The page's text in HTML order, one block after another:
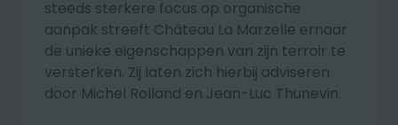
steeds sterkere focus op organische
aanpak streeft Château La Marzelle ernaar
de unieke eigenschappen van zijn terroir te
versterken. Zij laten zich hierbij adviseren
door Michel Rolland en Jean-Luc Thunevin.